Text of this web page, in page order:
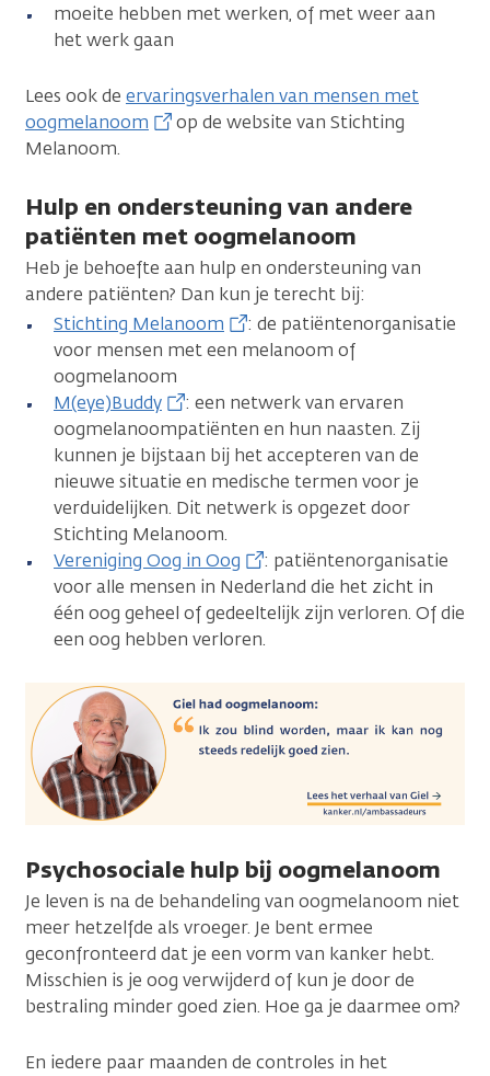
moeite hebben met werken, of met weer aan
het werk gaan
Lees ook de ervaringsverhalen van mensen met
oogmelanoom
op de website van Stichting
Melanoom.
Hulp en ondersteuning van andere
patiënten met oogmelanoom
Heb je behoefte aan hulp en ondersteuning van
andere patiënten? Dan kun je terecht bij:
Stichting Melanoom
: de patiëntenorganisatie
voor mensen met een melanoom of
oogmelanoom
M(eye)Buddy
: een netwerk van ervaren
oogmelanoompatiënten en hun naasten. Zij
kunnen je bijstaan bij het accepteren van de
nieuwe situatie en medische termen voor je
verduidelijken. Dit netwerk is opgezet door
Stichting Melanoom.
Vereniging Oog in Oog
: patiëntenorganisatie
voor alle mensen in Nederland die het zicht in
één oog geheel of gedeeltelijk zijn verloren. Of die
een oog hebben verloren.
Psychosociale hulp bij oogmelanoom
Je leven is na de behandeling van oogmelanoom niet
meer hetzelfde als vroeger. Je bent ermee
geconfronteerd dat je een vorm van kanker hebt.
Misschien is je oog verwijderd of kun je door de
bestraling minder goed zien. Hoe ga je daarmee om?
En iedere paar maanden de controles in het